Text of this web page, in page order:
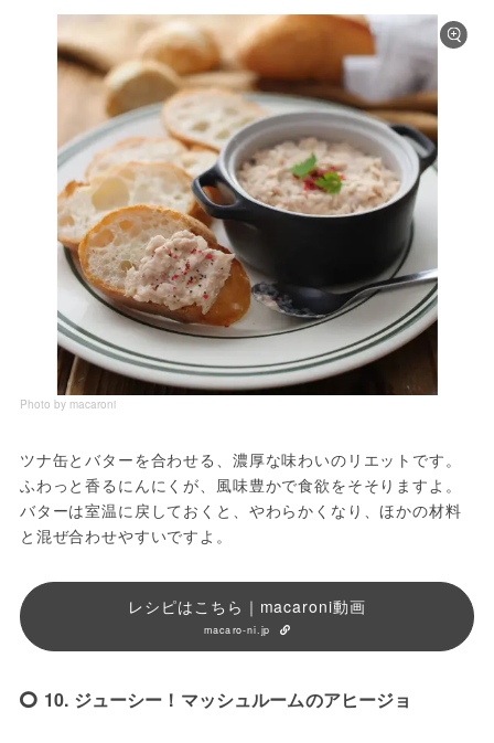
Photo by macaroni
ツナ缶とバターを合わせる、濃厚な味わいのリエットです。
ふわっと香るにんにくが、風味豊かで食欲をそそりますよ。
バターは室温に戻しておくと、やわらかくなり、ほかの材料
と混ぜ合わせやすいですよ。
レシピはこちら｜macaroni動画
macaro-ni.jp
10. ジューシー！マッシュルームのアヒージョ